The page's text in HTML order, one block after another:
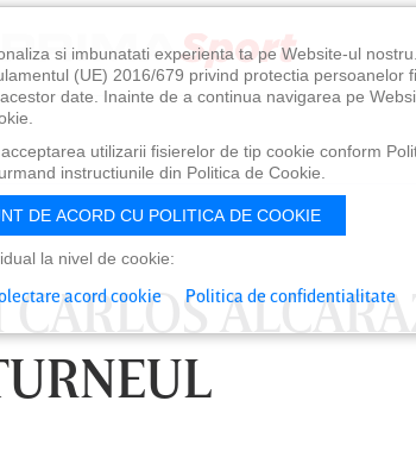
si imbunatati experienta ta pe Website-ul
(UE) 2016/679 privind protectia persoanelor
date. Inainte de a continua navigarea pe
utilizarii fisierelor de tip cookie conform
instructiunile din Politica de Cookie.
DE ACORD CU POLITICA DE COOKIE
la nivel de cookie:
acord cookie Politica de confidentialitate